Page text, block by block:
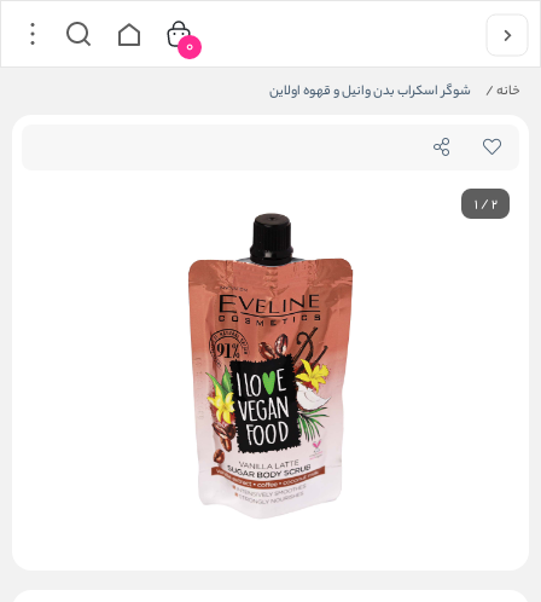
خانه/ شوگر اسکراب بدن وانیل و قهوه اولاین
0
1/2